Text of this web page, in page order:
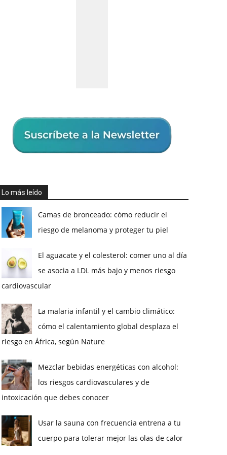
Lo más leído
Camas de bronceado: cómo reducir el
riesgo de melanoma y proteger tu piel
El aguacate y el colesterol: comer uno al día
se asocia a LDL más bajo y menos riesgo
cardiovascular
La malaria infantil y el cambio climático:
cómo el calentamiento global desplaza el
riesgo en África, según Nature
Mezclar bebidas energéticas con alcohol:
los riesgos cardiovasculares y de
intoxicación que debes conocer
Usar la sauna con frecuencia entrena a tu
cuerpo para tolerar mejor las olas de calor